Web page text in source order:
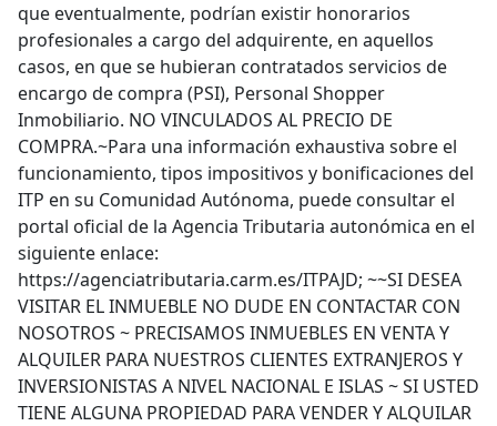
que eventualmente, podrían existir honorarios
profesionales a cargo del adquirente, en aquellos
casos, en que se hubieran contratados servicios de
encargo de compra (PSI), Personal Shopper
Inmobiliario. NO VINCULADOS AL PRECIO DE
COMPRA.~Para una información exhaustiva sobre el
funcionamiento, tipos impositivos y bonificaciones del
ITP en su Comunidad Autónoma, puede consultar el
portal oficial de la Agencia Tributaria autonómica en el
siguiente enlace:
https://agenciatributaria.carm.es/ITPAJD; ~~SI DESEA
VISITAR EL INMUEBLE NO DUDE EN CONTACTAR CON
NOSOTROS ~ PRECISAMOS INMUEBLES EN VENTA Y
ALQUILER PARA NUESTROS CLIENTES EXTRANJEROS Y
INVERSIONISTAS A NIVEL NACIONAL E ISLAS ~ SI USTED
TIENE ALGUNA PROPIEDAD PARA VENDER Y ALQUILAR